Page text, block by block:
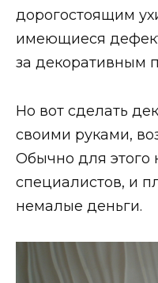
дорогостоящим
имеющиеся
за декоративным
Но вот сделать
своими руками,
Обычно для этого
специалистов, и
немалые деньги.